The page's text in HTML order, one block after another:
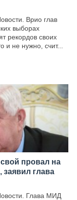
Врио глав
выборах
рекордов своих
и не нужно, счит...
провал на
заявил глава
Глава МИД